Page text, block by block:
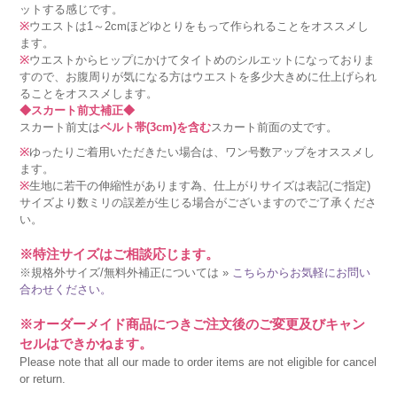
ットする感じです。
※ウエストは1～2cmほどゆとりをもって作られることをオススメし
ます。
※ウエストからヒップにかけてタイトめのシルエットになっておりま
すので、お腹周りが気になる方はウエストを多少大きめに仕上げられ
ることをオススメします。
◆スカート前丈補正◆
スカート前丈はベルト帯(3cm)を含むスカート前面の丈です。
※ゆったりご着用いただきたい場合は、ワン号数アップをオススメし
ます。
※生地に若干の伸縮性があります為、仕上がりサイズは表記(ご指定)
サイズより数ミリの誤差が生じる場合がございますのでご了承くださ
い。
※特注サイズはご相談応じます。
※規格外サイズ/無料外補正については » こちらからお気軽にお問い
合わせください。
※オーダーメイド商品につきご注文後のご変更及びキャン
セルはできかねます。
Please note that all our made to order items are not eligible for cancel
or return.